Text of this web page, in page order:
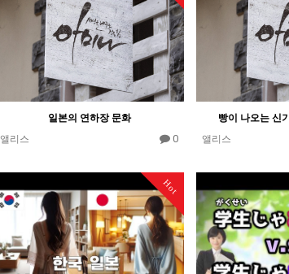
일본의 연하장 문화
앨리스
0
빵이 나오는 신
앨리스
Hot